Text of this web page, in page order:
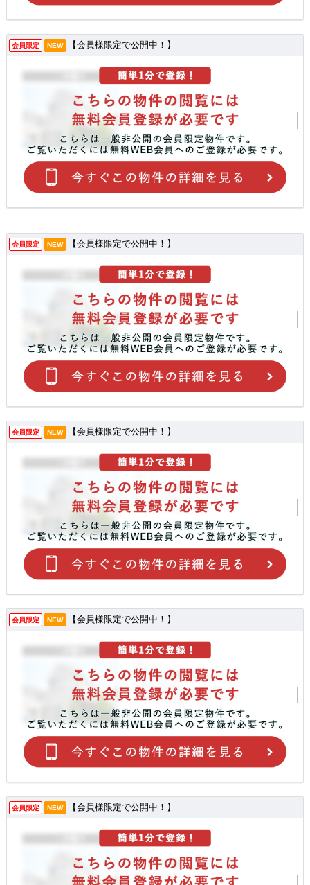
会員限定 NEW 【会員様限定で公開中！】
会員限定 NEW 【会員様限定で公開中！】
会員限定 NEW 【会員様限定で公開中！】
会員限定 NEW 【会員様限定で公開中！】
会員限定 NEW 【会員様限定で公開中！】